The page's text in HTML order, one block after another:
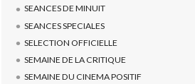
SEANCES DE MINUIT
SEANCES SPECIALES
SELECTION OFFICIELLE
SEMAINE DE LA CRITIQUE
SEMAINE DU CINEMA POSITIF